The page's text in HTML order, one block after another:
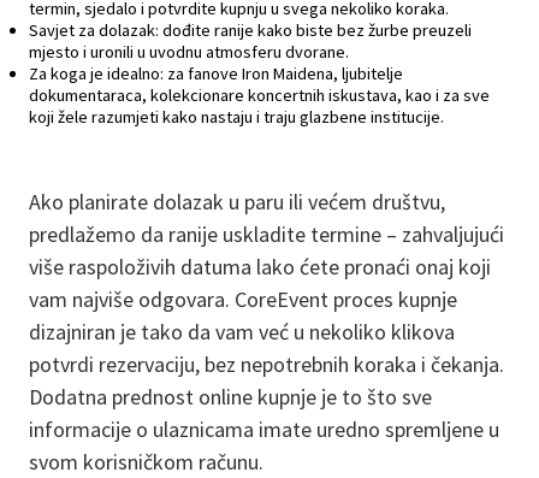
termin, sjedalo i potvrdite kupnju u svega nekoliko koraka.
Savjet za dolazak: dođite ranije kako biste bez žurbe preuzeli
mjesto i uronili u uvodnu atmosferu dvorane.
Za koga je idealno: za fanove Iron Maidena, ljubitelje
dokumentaraca, kolekcionare koncertnih iskustava, kao i za sve
koji žele razumjeti kako nastaju i traju glazbene institucije.
Ako planirate dolazak u paru ili većem društvu,
predlažemo da ranije uskladite termine – zahvaljujući
više raspoloživih datuma lako ćete pronaći onaj koji
vam najviše odgovara. CoreEvent proces kupnje
dizajniran je tako da vam već u nekoliko klikova
potvrdi rezervaciju, bez nepotrebnih koraka i čekanja.
Dodatna prednost online kupnje je to što sve
informacije o ulaznicama imate uredno spremljene u
svom korisničkom računu.